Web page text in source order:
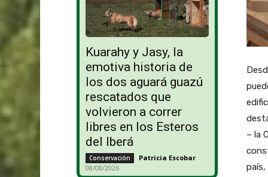
Kuarahy y Jasy, la
emotiva historia de
los dos aguará guazú
rescatados que
volvieron a correr
libres en los Esteros
del Iberá
Conservación Patricia Escobar -
08/08/2026
– la